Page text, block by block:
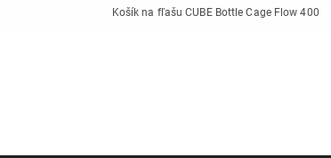
Košík na fľašu CUBE Bottle Cage Flow 400